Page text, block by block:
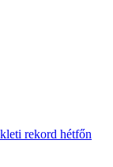
rekord hétfőn